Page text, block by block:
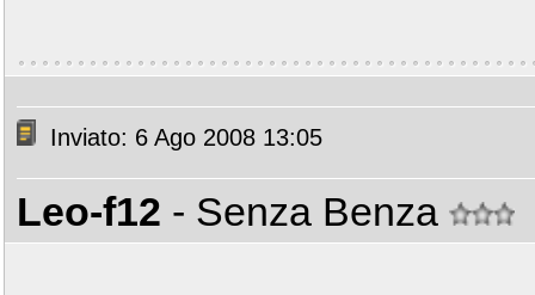
Inviato: 6 Ago 2008 13:05
Leo-f12 - Senza Benza